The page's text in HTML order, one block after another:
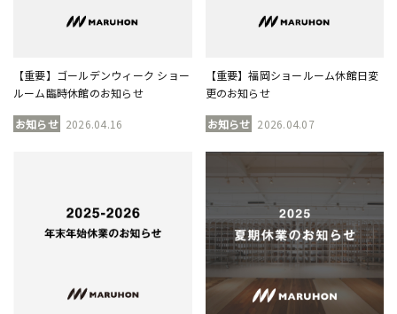
【重要】ゴールデンウィーク ショー
ルーム臨時休館のお知らせ
お知らせ 2026.04.16
【重要】福岡ショールーム休館日変
更のお知らせ
お知らせ 2026.04.07